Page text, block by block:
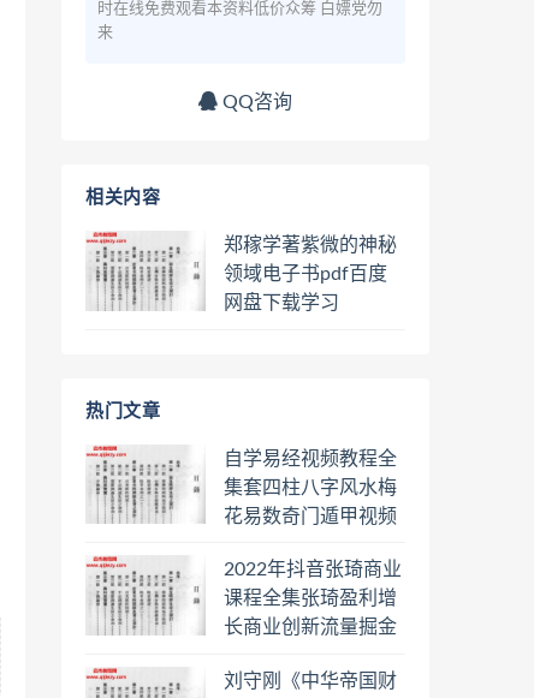
时在线免费观看本资料低价众筹 白嫖党勿
来
QQ咨询
相关内容
郑稼学著紫微的神秘
领域电子书pdf百度
网盘下载学习
热门文章
自学易经视频教程全
集套四柱八字风水梅
花易数奇门遁甲视频
日罗盘教程百度云网
盘会员
2022年抖音张琦商业
课程全集张琦盈利增
长商业创新流量掘金
盘下载学习
刘守刚《中华帝国财